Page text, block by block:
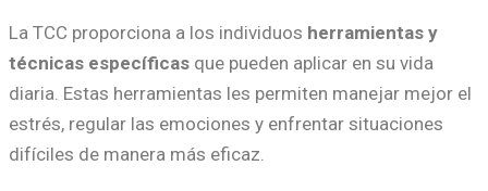
La TCC proporciona a los individuos herramientas y
técnicas específicas que pueden aplicar en su vida
diaria. Estas herramientas les permiten manejar mejor el
estrés, regular las emociones y enfrentar situaciones
difíciles de manera más eficaz.